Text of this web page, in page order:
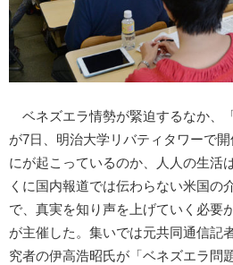
ベネズエラ情勢が緊迫するなか、
が7日、明治大学リバティタワーで
にが起こっているのか、人人の生活
くに国内報道では伝わらない米国の
で、真実を知り声を上げていく必要
が主催した。集いでは元共同通信記
究者の伊高浩昭氏が「ベネズエラ問